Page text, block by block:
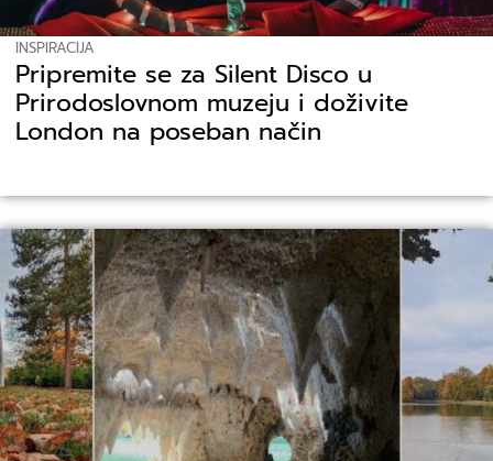
INSPIRACIJA
Pripremite se za Silent Disco u
Prirodoslovnom muzeju i doživite
London na poseban način